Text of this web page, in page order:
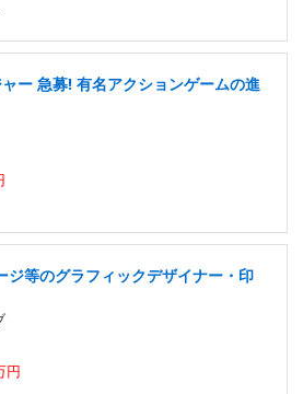
ー 急募! 有名アクションゲームの進
ジ等のグラフィックデザイナー・印
円